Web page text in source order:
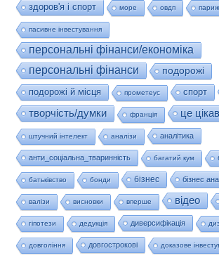
здоров'я і спорт море овдп париж
пасивне інвестування
персональні фінанси/економіка
персональні фінанси
подорожі
подорожі й місця
прометеус спорт
творчість/думки
франція це
штучний інтелект аналізи аналітика
анти_соціальна_тваринність багатий кум
батьківство бонди бізнес бізнес
валізи висновки вперше відео
гіпотези дедукція диверсифікація
довгоління довгострокові доказове